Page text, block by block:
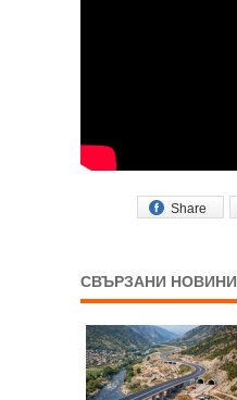
Share
СВЪРЗАНИ НОВИНИ